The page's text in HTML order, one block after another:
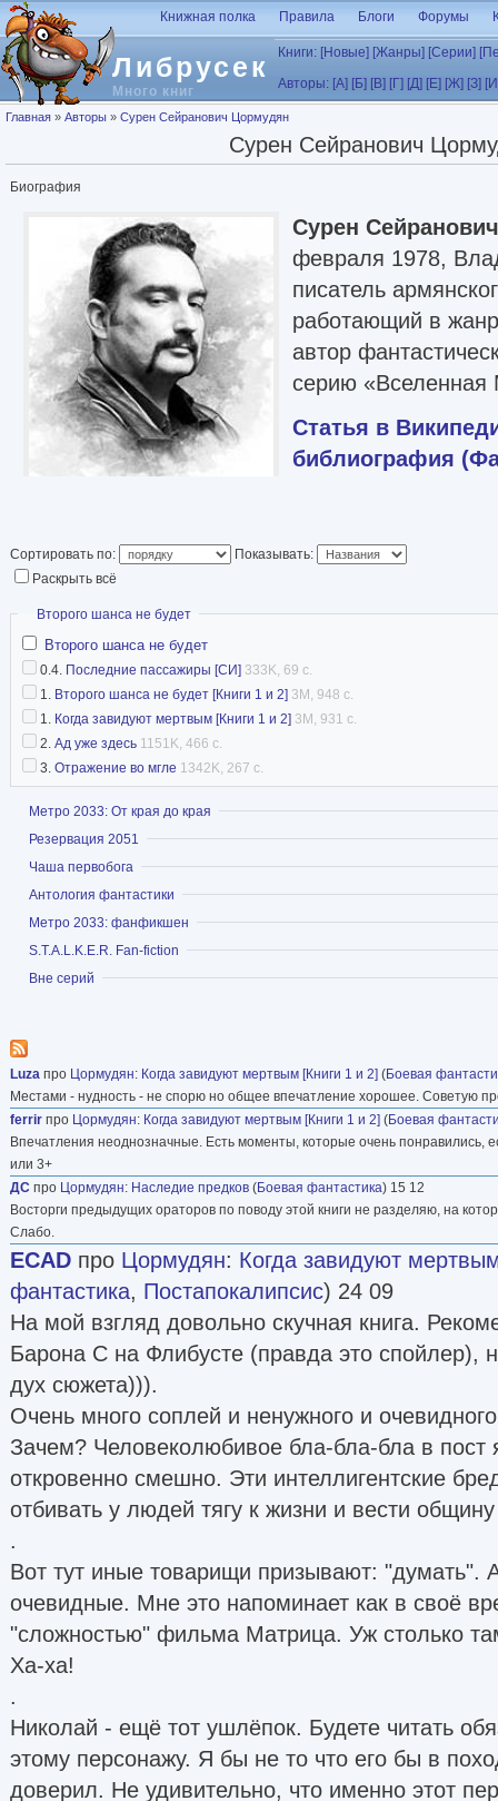
Перейти к основному содержанию
Либрусек
Много книг
Книжная полка Правила Блоги Форумы
Книги: [Новые] [Жанры] [Серии]
Авторы: [А] [Б] [В] [Г] [Д] [Е] [Ж] [З]
Вы здесь
Главная » Авторы » Сурен Сейранович Цормудян
Сурен Сейранович
Биография
Сурен
февраля 1978,
писатель
работающий в
автор
серию «Вселенная
Статья в
библиография
Сортировать по:
Показывать:
Раскрыть всё
Скрыть
Второго шанса не будет
Второго шанса не будет
0.4. Последние пассажиры [СИ] 333K, 69 с.
1. Второго шанса не будет [Книги 1 и 2] 3M, 948 с.
1. Когда завидуют мертвым [Книги 1 и 2] 3M, 931 с.
2. Ад уже здесь 1151K, 466 с.
3. Отражение во мгле 1342K, 267 с.
Показать
Метро 2033: От края до края
Показать
Резервация 2051
Показать
Чаша первобога
Показать
Антология фантастики
Показать
Метро 2033: фанфикшен
Показать
S.T.A.L.K.E.R. Fan-fiction
Показать
Вне серий
Luza про Цормудян: Когда завидуют мертвым [Книги 1 и 2] (Боевая
Местами - нудность - не спорю но общее впечатление хорошее. Советую
ferrir про Цормудян: Когда завидуют мертвым [Книги 1 и 2] (Боевая
Впечатления неоднозначные. Есть моменты, которые очень понравились,
или 3+
ДС про Цормудян: Наследие предков (Боевая фантастика) 15 12
Восторги предыдущих ораторов по поводу этой книги не разделяю, на
Слабо.
ECAD про Цормудян: Когда завидуют
фантастика, Постапокалипсис) 24 09
На мой взгляд довольно скучная книга.
Барона С на Флибусте (правда это спойлер),
дух сюжета))).
Очень много соплей и ненужного и
Зачем? Человеколюбивое бла-бла-бла в пост
откровенно смешно. Эти интеллигентские
отбивать у людей тягу к жизни и вести
.
Вот тут иные товарищи призывают: "думать".
очевидные. Мне это напоминает как в своё
"сложностью" фильма Матрица. Уж столько
Ха-ха!
.
Николай - ещё тот ушлёпок. Будете читать
этому персонажу. Я бы не то что его бы в
доверил. Не удивительно, что именно этот